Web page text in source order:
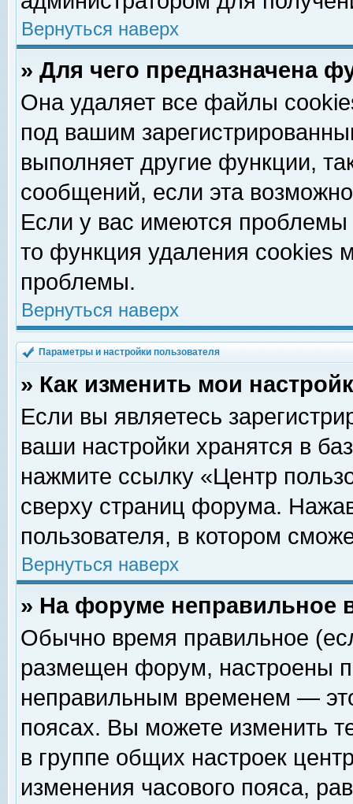
Вернуться наверх
» Для чего предназначена
Она удаляет все файлы
под вашим
выполняет другие функции,
сообщений, если эта
Если у вас имеются
то функция удаления cookies
проблемы.
Вернуться наверх
Параметры и настройки пользователя
» Как изменить мои
Если вы являетесь
ваши настройки хранятся в
нажмите ссылку «Центр
сверху страниц форума.
пользователя, в котором
Вернуться наверх
» На форуме неправильное
Обычно время правильное
размещен форум, настроены
неправильным временем —
поясах. Вы можете изменить
в группе общих настроек
изменения часового пояса,